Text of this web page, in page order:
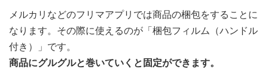
メルカリなどのフリマアプリでは商品の梱包をすることに
なります。その際に使えるのが「梱包フィルム（ハンドル
付き）」です。
商品にグルグルと巻いていくと固定ができます。